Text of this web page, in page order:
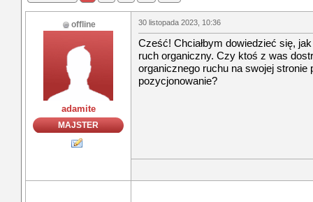
offline
adamite
MAJSTER
30 listopada 2023, 10:36
Cześć! Chciałbym dowiedzieć się,
ruch organiczny. Czy ktoś z was
organicznego ruchu na swojej stronie
pozycjonowanie?